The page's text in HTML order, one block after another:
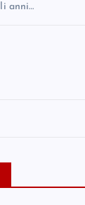
anni…